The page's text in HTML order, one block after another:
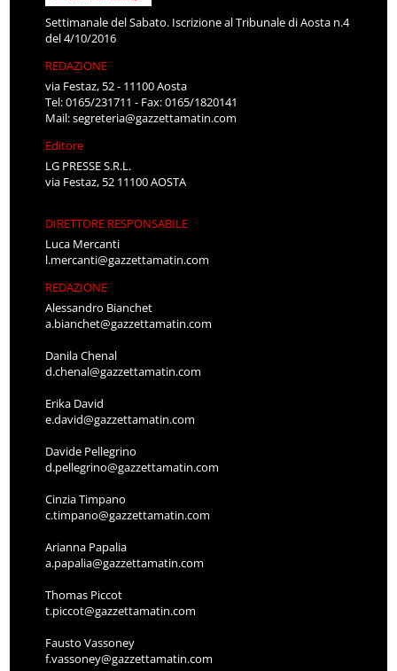
Settimanale del Sabato. Iscrizione al Tribunale di Aosta n.4
del 4/10/2016
REDAZIONE
via Festaz, 52 - 11100 Aosta
Tel: 0165/231711 - Fax: 0165/1820141
Mail:segreteria@gazzettamatin.com
Editore
LG PRESSE S.R.L.
via Festaz, 52 11100 AOSTA
DIRETTORE RESPONSABILE
Luca Mercanti
l.mercanti@gazzettamatin.com
REDAZIONE
Alessandro Bianchet
a.bianchet@gazzettamatin.com
Danila Chenal
d.chenal@gazzettamatin.com
Erika David
e.david@gazzettamatin.com
Davide Pellegrino
d.pellegrino@gazzettamatin.com
Cinzia Timpano
c.timpano@gazzettamatin.com
Arianna Papalia
a.papalia@gazzettamatin.com
Thomas Piccot
t.piccot@gazzettamatin.com
Fausto Vassoney
f.vassoney@gazzettamatin.com